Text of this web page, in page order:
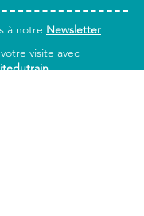
à notre Newsletter
visite avec